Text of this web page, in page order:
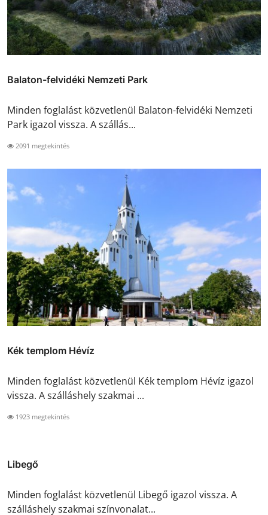
Balaton-felvidéki Nemzeti Park
Minden foglalást közvetlenül Balaton-felvidéki Nemzeti
Park igazol vissza. A szállás...
2091 megtekintés
Kék templom Hévíz
Minden foglalást közvetlenül Kék templom Hévíz igazol
vissza. A szálláshely szakmai ...
1923 megtekintés
Libegő
Minden foglalást közvetlenül Libegő igazol vissza. A
szálláshely szakmai színvonalat...